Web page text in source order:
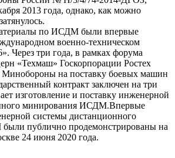
2013 года, однако, как можно
по ИСДМ были впервые
военно-техническом
Через три года, в рамках форума
«Техмаш» Госкорпорации Ростех
Минобороны на поставку боевых машин
контракт заключен на три
изготовление и поставку инженерной
минирования ИСДМ.Впервые
системы дистанционного
публично продемонстрированы на
24 июня 2020 года.